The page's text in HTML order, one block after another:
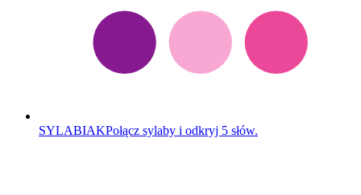
SYLABIAKPołącz sylaby i odkryj 5 słów.